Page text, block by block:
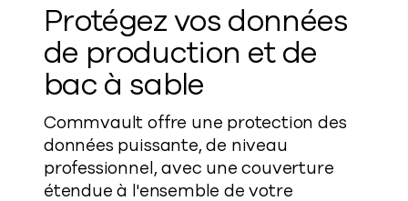
Protégez vos données
de production et de
bac à sable
Commvault offre une protection des
données puissante, de niveau
professionnel, avec une couverture
étendue à l'ensemble de votre